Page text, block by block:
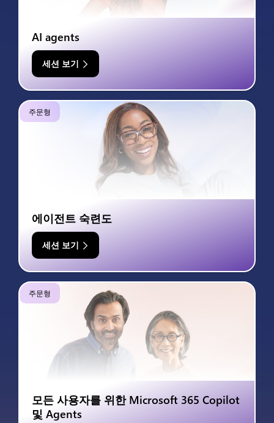
AI agents
세션 보기
주문형
에이전트 숙련도
세션 보기
주문형
모든 사용자를 위한 Microsoft 365 Copilot
및 Agents